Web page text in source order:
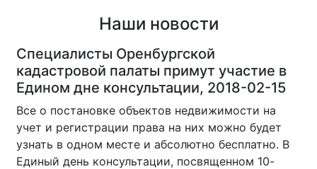
Наши новости
Специалисты Оренбургской
кадастровой палаты примут участие в
Едином дне консультации, 2018-02-15
Все о постановке объектов недвижимости на
учет и регистрации права на них можно будет
узнать в одном месте и абсолютно бесплатно. В
Единый день консультации, посвященном 10-